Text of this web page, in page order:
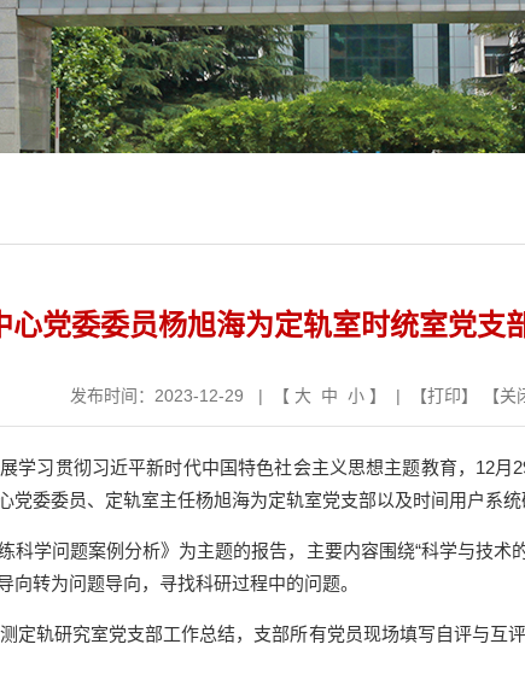
心党委委员杨旭海为定轨室时统室党支
发布时间：2023-12-29 | 【 大 中 小 】 | 【打印】 【关
学习贯彻习近平新时代中国特色社会主义思想主题教育， 12月2
党委委员、定轨室主任杨旭海为定轨室党支部以及时间用户系
科学问题案例分析》为主题的报告，主要内容围绕“科学与技术
向转为问题导向，寻找科研过程中的问题。
定轨研究室党支部工作总结，支部所有党员现场填写自评与互